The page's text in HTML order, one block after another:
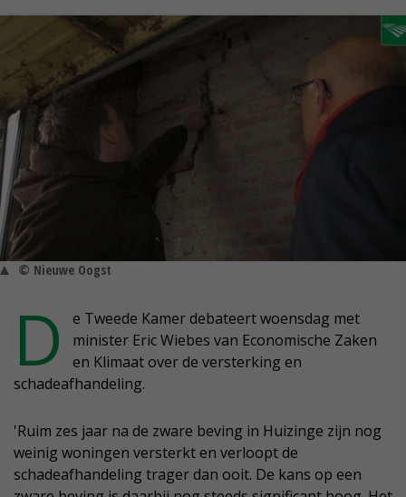
© Nieuwe Oogst
D
e Tweede Kamer debateert woensdag met
minister Eric Wiebes van Economische Zaken
en Klimaat over de versterking en
schadeafhandeling.
'Ruim zes jaar na de zware beving in Huizinge zijn nog
weinig woningen versterkt en verloopt de
schadeafhandeling trager dan ooit. De kans op een